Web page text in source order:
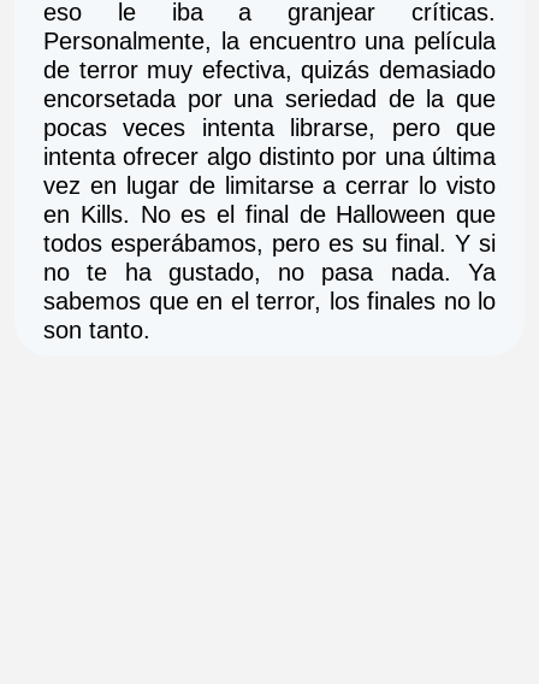
eso le iba a granjear críticas.
Personalmente, la encuentro una película
de terror muy efectiva, quizás demasiado
encorsetada por una seriedad de la que
pocas veces intenta librarse, pero que
intenta ofrecer algo distinto por una última
vez en lugar de limitarse a cerrar lo visto
en Kills. No es el final de Halloween que
todos esperábamos, pero es su final. Y si
no te ha gustado, no pasa nada. Ya
sabemos que en el terror, los finales no lo
son tanto.